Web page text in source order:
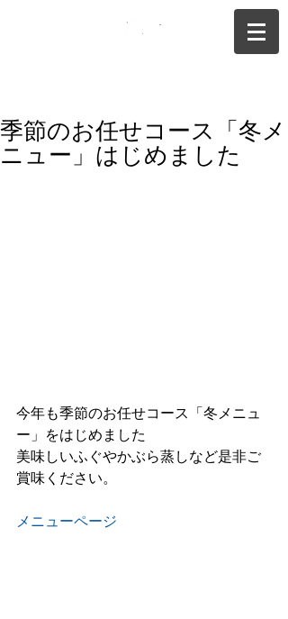
季節のお任せコース「冬メ
ニュー」はじめました
今年も季節のお任せコース「冬メニュ
ー」をはじめました
美味しいふぐやかぶら蒸しなど是非ご
賞味ください。
メニューページ